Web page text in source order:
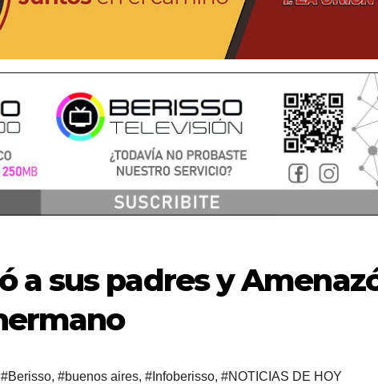
a sus padres y
#Berisso, #buenos aires, #Infoberisso, #NOTICIAS DE HOY